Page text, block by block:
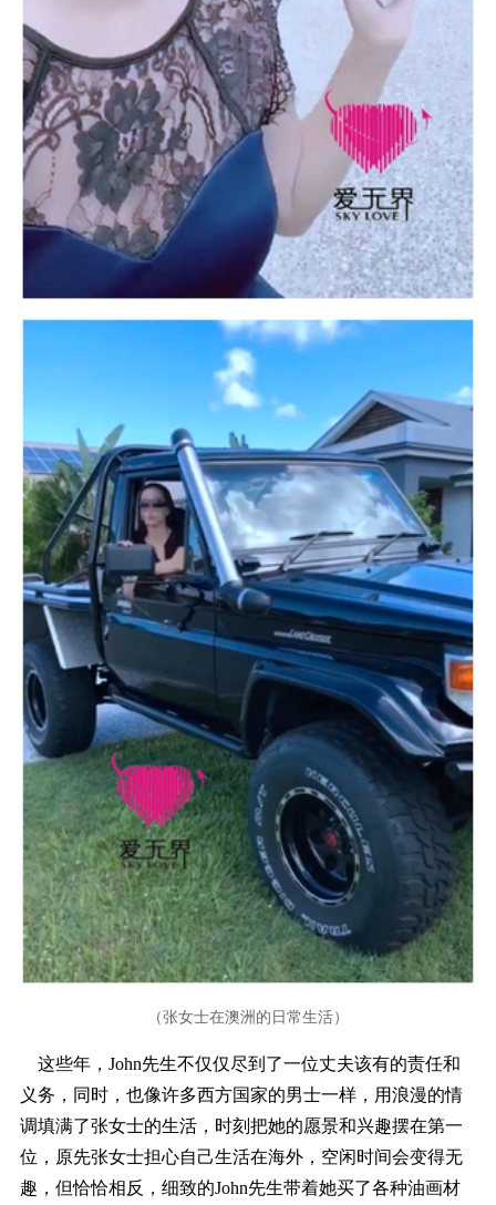
（张女士在澳洲的日常生活）
这些年，John先生不仅仅尽到了一位丈夫该有的责任和
义务，同时，也像许多西方国家的男士一样，用浪漫的情
调填满了张女士的生活，时刻把她的愿景和兴趣摆在第一
位，原先张女士担心自己生活在海外，空闲时间会变得无
趣，但恰恰相反，细致的John先生带着她买了各种油画材